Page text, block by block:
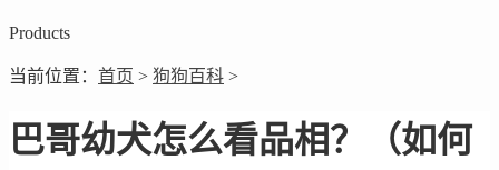
Products
当前位置： 首页 > 狗狗百科 >
巴哥幼犬怎么看品相？（如何